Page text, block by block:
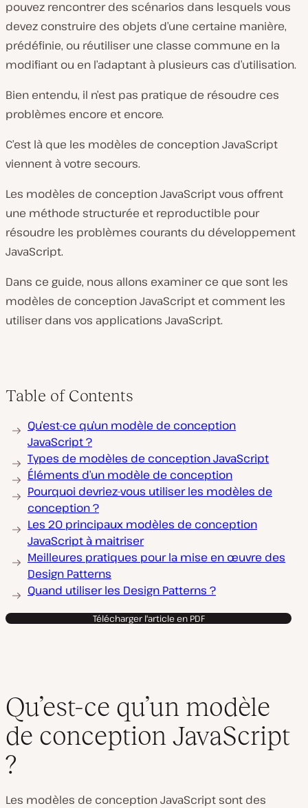
pouvez rencontrer des scénarios dans lesquels vous
devez construire des objets d’une certaine manière,
prédéfinie, ou réutiliser une classe commune en la
modifiant ou en l’adaptant à plusieurs cas d’utilisation.
Bien entendu, il n’est pas pratique de résoudre ces
problèmes encore et encore.
C’est là que les modèles de conception JavaScript
viennent à votre secours.
Les modèles de conception JavaScript vous offrent
une méthode structurée et reproductible pour
résoudre les problèmes courants du développement
JavaScript.
Dans ce guide, nous allons examiner ce que sont les
modèles de conception JavaScript et comment les
utiliser dans vos applications JavaScript.
Table of Contents
Qu’est-ce qu’un modèle de conception
JavaScript ?
Types de modèles de conception JavaScript
Éléments d’un modèle de conception
Pourquoi devriez-vous utiliser les modèles de
conception ?
Les 20 principaux modèles de conception
JavaScript à maitriser
Meilleures pratiques pour la mise en œuvre des
Design Patterns
Quand utiliser les Design Patterns ?
Télécharger l'article en PDF
Qu’est-ce qu’un modèle
de conception JavaScript
?
Les modèles de conception JavaScript sont des